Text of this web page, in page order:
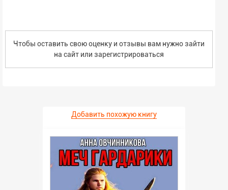
Чтобы оставить свою оценку и отзывы вам нужно зайти
на сайт или зарегистрироваться
Добавить похожую книгу